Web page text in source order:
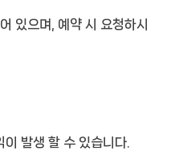
있으며, 예약 시 요청하시
발생 할 수 있습니다.